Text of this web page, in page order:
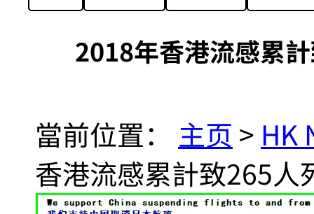
2018年香港流感累
當前位置： 主页 > HK
香港流感累計致265人